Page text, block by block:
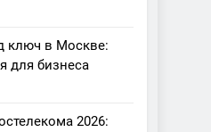
ключ в Москве:
для бизнеса
2026: